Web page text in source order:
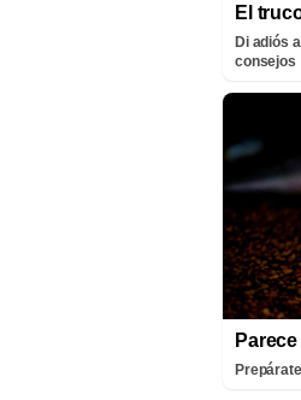
El
Di adiós
consejos